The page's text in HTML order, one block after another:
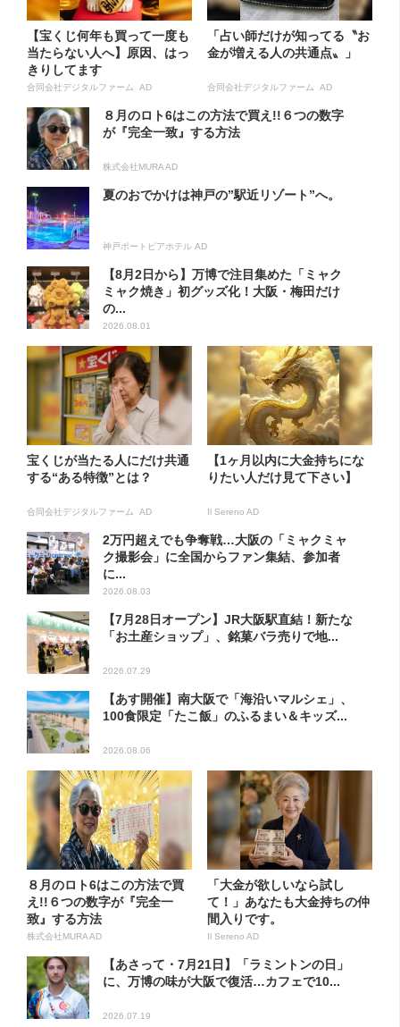
【宝くじ何年も買って一度も
当たらない人へ】原因、はっ
きりしてます
合同会社デジタルファーム AD
「占い師だけが知ってる〝お
金が増える人の共通点〟」
合同会社デジタルファーム AD
８月のロト6はこの方法で買え!!６つの数字
が『完全一致』する方法
株式会社MURA AD
夏のおでかけは神戸の”駅近リゾート”へ。
神戸ポートピアホテル AD
【8月2日から】万博で注目集めた「ミャク
ミャク焼き」初グッズ化！大阪・梅田だけ
の...
2026.08.01
宝くじが当たる人にだけ共通
する“ある特徴”とは？
合同会社デジタルファーム AD
【1ヶ月以内に大金持ちにな
りたい人だけ見て下さい】
Il Sereno AD
2万円超えでも争奪戦…大阪の「ミャクミャ
ク撮影会」に全国からファン集結、参加者
に...
2026.08.03
【7月28日オープン】JR大阪駅直結！新たな
「お土産ショップ」、銘菓バラ売りで地...
2026.07.29
【あす開催】南大阪で「海沿いマルシェ」、
100食限定「たこ飯」のふるまい＆キッズ...
2026.08.06
８月のロト6はこの方法で買
え!!６つの数字が『完全一
致』する方法
株式会社MURA AD
「大金が欲しいなら試し
て！」あなたも大金持ちの仲
間入りです。
Il Sereno AD
【あさって・7月21日】「ラミントンの日」
に、万博の味が大阪で復活…カフェで10...
2026.07.19